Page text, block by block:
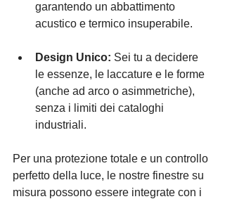
garantendo un abbattimento
acustico e termico insuperabile.
Design Unico: Sei tu a decidere
le essenze, le laccature e le forme
(anche ad arco o asimmetriche),
senza i limiti dei cataloghi
industriali.
Per una protezione totale e un controllo
perfetto della luce, le nostre finestre su
misura possono essere integrate con i